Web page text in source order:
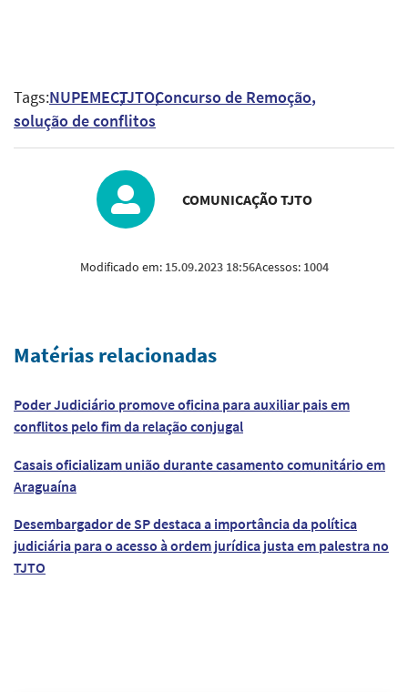
Tags:NUPEMECTJTOConcurso de Remoção
solução de conflitos
COMUNICAÇÃO TJTO
Modificado em: 15.09.2023 18:56Acessos: 1004
Matérias relacionadas
Poder Judiciário promove oficina para auxiliar pais em
conflitos pelo fim da relação conjugal
Casais oficializam união durante casamento comunitário em
Araguaína
Desembargador de SP destaca a importância da política
judiciária para o acesso à ordem jurídica justa em palestra no
TJTO